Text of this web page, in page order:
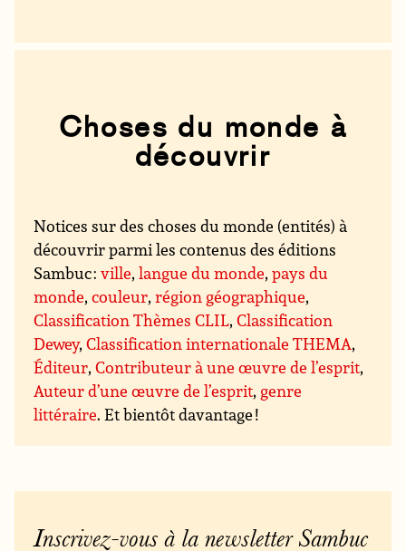
Choses du monde à
découvrir
Notices sur des choses du monde (entités) à
découvrir parmi les contenus des éditions
Sambuc :ville,langue du monde,pays du
monde,couleur,région géographique,
Classification Thèmes CLIL,Classification
Dewey,Classification internationale THEMA,
Éditeur,Contributeur à une œuvre de l’esprit,
Auteur d’une œuvre de l’esprit, genre
littéraire. Et bientôt davantage !
Inscrivez-vous à la newsletter Sambuc